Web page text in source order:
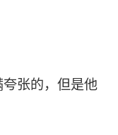
张的，但是他